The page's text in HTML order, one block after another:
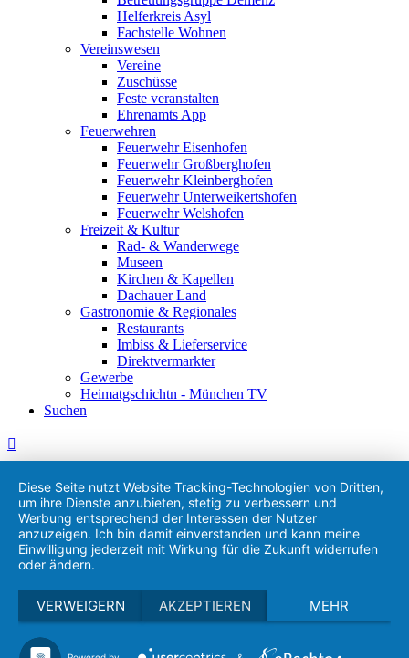
Helferkreis Asyl
Fachstelle Wohnen
Vereinswesen
Vereine
Zuschüsse
Feste veranstalten
Ehrenamts App
Feuerwehren
Feuerwehr Eisenhofen
Feuerwehr Großberghofen
Feuerwehr Kleinberghofen
Feuerwehr Unterweikertshofen
Feuerwehr Welshofen
Freizeit & Kultur
Rad- & Wanderwege
Museen
Kirchen & Kapellen
Dachauer Land
Gastronomie & Regionales
Restaurants
Imbiss & Lieferservice
Direktvermarkter
Gewerbe
Heimatgschichtn - München TV
Suchen
Diese Seite nutzt Website Tracking-Technologien von Dritten,
um ihre Dienste anzubieten, stetig zu verbessern und
Werbung entsprechend der Interessen der Nutzer
anzuzeigen. Ich bin damit einverstanden und kann meine
Einwilligung jederzeit mit Wirkung für die Zukunft widerrufen
oder ändern.
VERWEIGERN AKZEPTIEREN MEHR